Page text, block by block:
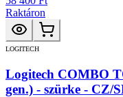
Raktáron
LOGITECH
Logitech COMBO
gen.) - szürke - CZ/